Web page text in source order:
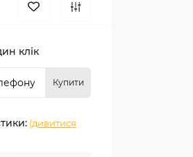
клік
Купити
(дивитися